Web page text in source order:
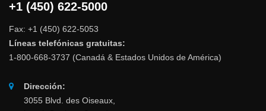
+1 (450) 622-5000
Fax: +1 (450) 622-5053
Líneas telefónicas gratuitas:
1-800-668-3737 (Canadá & Estados Unidos de América)
Dirección:
3055 Blvd. des Oiseaux,